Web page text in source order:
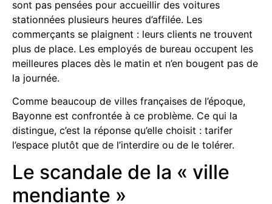
sont pas pensées pour accueillir des voitures
stationnées plusieurs heures d’affilée. Les
commerçants se plaignent : leurs clients ne trouvent
plus de place. Les employés de bureau occupent les
meilleures places dès le matin et n’en bougent pas de
la journée.
Comme beaucoup de villes françaises de l’époque,
Bayonne est confrontée à ce problème. Ce qui la
distingue, c’est la réponse qu’elle choisit : tarifer
l’espace plutôt que de l’interdire ou de le tolérer.
Le scandale de la « ville
mendiante »